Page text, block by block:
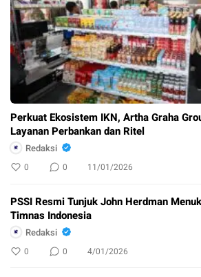
Perkuat Ekosistem IKN, Artha Graha
Layanan Perbankan dan Ritel
Redaksi
0 0 11/01/2026
PSSI Resmi Tunjuk John Herdman
Timnas Indonesia
Redaksi
0 0 4/01/2026